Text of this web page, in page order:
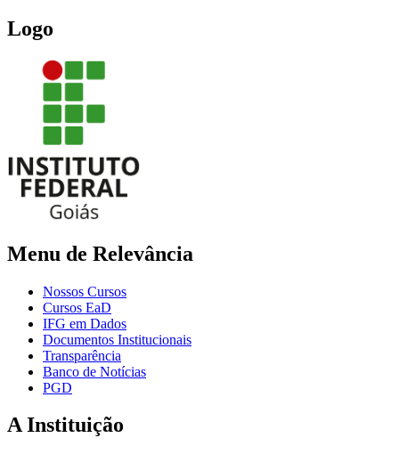
Logo
Menu de Relevância
Nossos Cursos
Cursos EaD
IFG em Dados
Documentos Institucionais
Transparência
Banco de Notícias
PGD
A Instituição